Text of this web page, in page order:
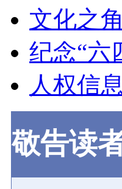
文化之角
纪念“六
人权信息
敬告读